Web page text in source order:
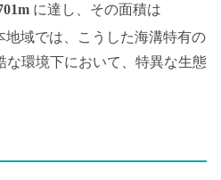
に達し、その面積は
地域では、こうした海溝特有の
な環境下において、特異な生態